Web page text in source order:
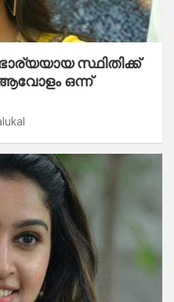
സ്ഥിതിക്ക്
ഒന്ന്